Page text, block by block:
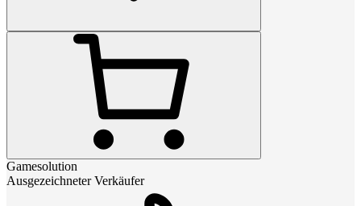
Gamesolution
Ausgezeichneter Verkäufer